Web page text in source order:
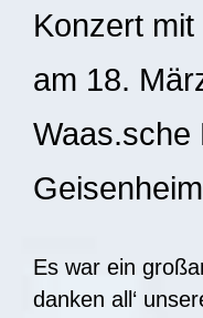
Konzert
am 18.
Waas.sche
Geisenheim
Es war ein
danken all‘